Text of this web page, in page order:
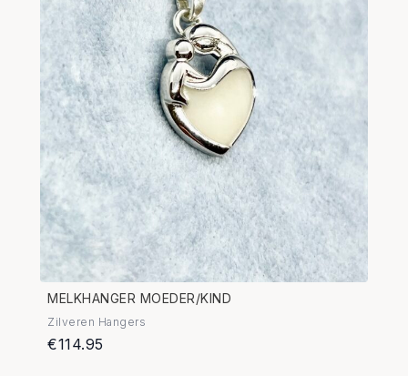
MELKHANGER MOEDER/KIND
Zilveren Hangers
€114.95